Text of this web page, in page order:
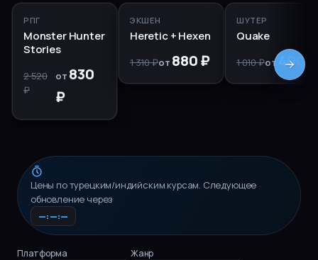
−67%
РПГ
Monster Hunter
Stories
2 520
₽
от 830
₽
−33%
ЭКШЕН
Heretic + Hexen
1 310 ₽от 880 ₽
−60%
ШУТЕР
Quake
1 010 ₽от400 ₽
Цены по турецким/индийским курсам. Следующее
обновление через
—:—:—
Платформа Жанр